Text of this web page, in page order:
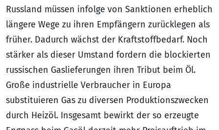
Russland müssen infolge von Sanktionen erheblich
längere Wege zu ihren Empfängern zurücklegen als
früher. Dadurch wächst der Kraftstoffbedarf. Noch
stärker als dieser Umstand fordern die blockierten
russischen Gaslieferungen ihren Tribut beim Öl.
Große industrielle Verbraucher in Europa
substituieren Gas zu diversen Produktionszwecken
durch Heizöl. Insgesamt bewirkt der so erzeugte